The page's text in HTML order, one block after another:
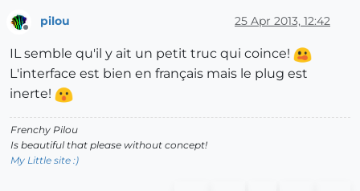
pilou 25 Apr 2013, 12:42
IL semble qu'il y ait un petit truc qui coince!
L'interface est bien en français mais le plug est
inerte!
Frenchy Pilou
Is beautiful that please without concept!
My Little site :)